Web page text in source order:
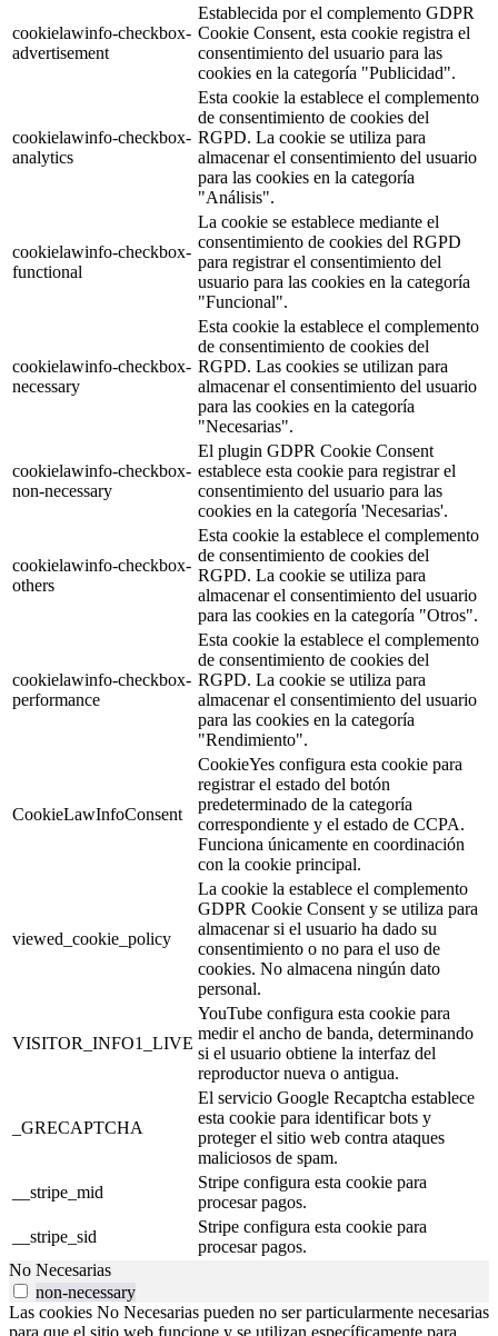
cookielawinfo-checkbox-
advertisement
Establecida por el complemento GDPR
Cookie Consent, esta cookie registra el
consentimiento del usuario para las
cookies en la categoría "Publicidad".
cookielawinfo-checkbox-
analytics
Esta cookie la establece el complemento
de consentimiento de cookies del
RGPD. La cookie se utiliza para
almacenar el consentimiento del usuario
para las cookies en la categoría
"Análisis".
cookielawinfo-checkbox-
functional
La cookie se establece mediante el
consentimiento de cookies del RGPD
para registrar el consentimiento del
usuario para las cookies en la categoría
"Funcional".
cookielawinfo-checkbox-
necessary
Esta cookie la establece el complemento
de consentimiento de cookies del
RGPD. Las cookies se utilizan para
almacenar el consentimiento del usuario
para las cookies en la categoría
"Necesarias".
cookielawinfo-checkbox-
non-necessary
El plugin GDPR Cookie Consent
establece esta cookie para registrar el
consentimiento del usuario para las
cookies en la categoría 'Necesarias'.
cookielawinfo-checkbox-
others
Esta cookie la establece el complemento
de consentimiento de cookies del
RGPD. La cookie se utiliza para
almacenar el consentimiento del usuario
para las cookies en la categoría "Otros".
cookielawinfo-checkbox-
performance
Esta cookie la establece el complemento
de consentimiento de cookies del
RGPD. La cookie se utiliza para
almacenar el consentimiento del usuario
para las cookies en la categoría
"Rendimiento".
CookieLawInfoConsent
CookieYes configura esta cookie para
registrar el estado del botón
predeterminado de la categoría
correspondiente y el estado de CCPA.
Funciona únicamente en coordinación
con la cookie principal.
viewed_cookie_policy
La cookie la establece el complemento
GDPR Cookie Consent y se utiliza para
almacenar si el usuario ha dado su
consentimiento o no para el uso de
cookies. No almacena ningún dato
personal.
VISITOR_INFO1_LIVE
YouTube configura esta cookie para
medir el ancho de banda, determinando
si el usuario obtiene la interfaz del
reproductor nueva o antigua.
_GRECAPTCHA
El servicio Google Recaptcha establece
esta cookie para identificar bots y
proteger el sitio web contra ataques
maliciosos de spam.
__stripe_mid
Stripe configura esta cookie para
procesar pagos.
__stripe_sid
Stripe configura esta cookie para
procesar pagos.
No Necesarias
non-necessary
Las cookies No Necesarias pueden no ser particularmente necesarias
para que el sitio web funcione y se utilizan específicamente para